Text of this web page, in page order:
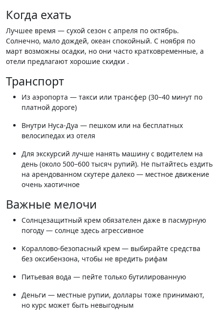
Когда ехать
Лучшее время — сухой сезон с апреля по октябрь.
Солнечно, мало дождей, океан спокойный. С ноября по
март возможны осадки, но они часто кратковременные, а
отели предлагают хорошие скидки .
Транспорт
Из аэропорта — такси или трансфер (30–40 минут по
платной дороге)
Внутри Нуса-Дуа — пешком или на бесплатных
велосипедах из отеля
Для экскурсий лучше нанять машину с водителем на
день (около 500–600 тысяч рупий). Не пытайтесь ездить
на арендованном скутере далеко — местное движение
очень хаотичное
Важные мелочи
Солнцезащитный крем обязателен даже в пасмурную
погоду — солнце здесь агрессивное
Кораллово-безопасный крем — выбирайте средства
без оксибензона, чтобы не вредить рифам
Питьевая вода — пейте только бутилированную
Деньги — местные рупии, доллары тоже принимают,
но курс может быть невыгодным